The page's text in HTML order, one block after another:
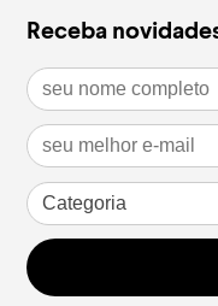
Receba